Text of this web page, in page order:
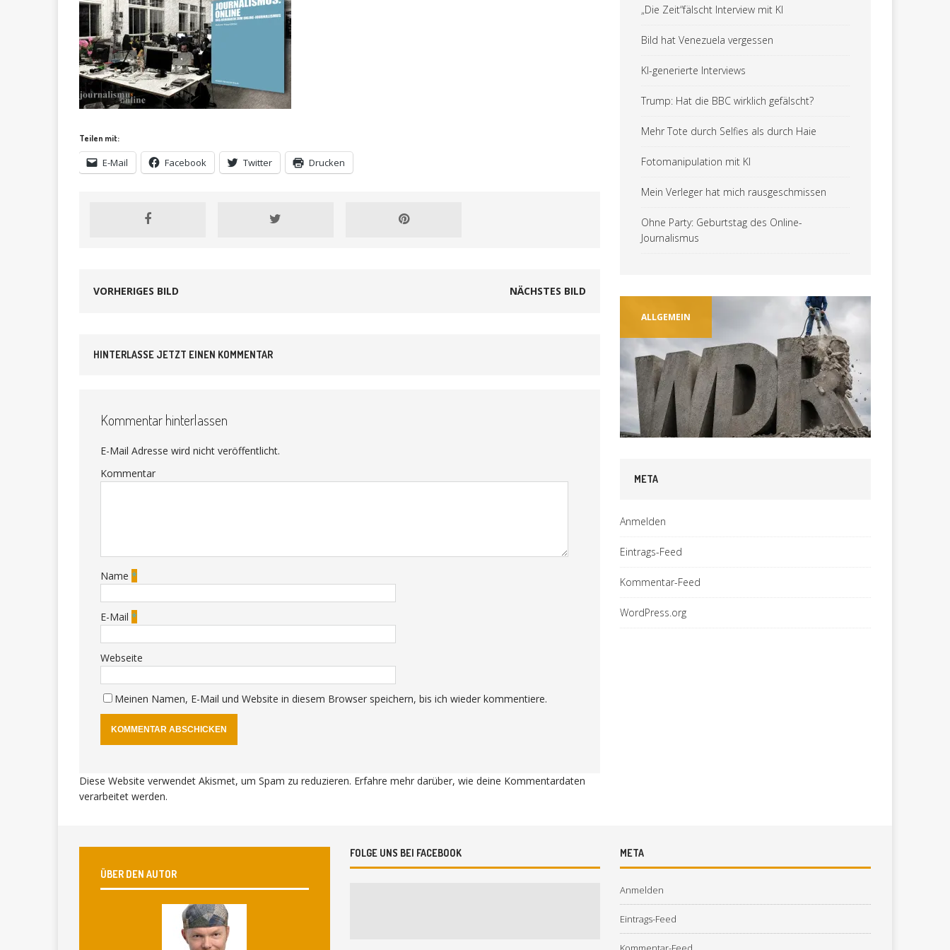
Teilen mit:
E-Mail Facebook Twitter Drucken
VORHERIGES BILD NÄCHSTES BILD
HINTERLASSE JETZT EINEN KOMMENTAR
Kommentar hinterlassen
E-Mail Adresse wird nicht veröffentlicht.
Kommentar
Name *
E-Mail *
Webseite
Meinen Namen, E-Mail und Website in diesem Browser speichern, bis ich wieder kommentiere.
Diese Website verwendet Akismet, um Spam zu reduzieren. Erfahre mehr darüber, wie deine Kommentardaten
verarbeitet werden.
„Die Zeit“fälscht Interview mit KI
Bild hat Venezuela vergessen
KI-generierte Interviews
Trump: Hat die BBC wirklich gefälscht?
Mehr Tote durch Selfies als durch Haie
Fotomanipulation mit KI
Mein Verleger hat mich rausgeschmissen
Ohne Party: Geburtstag des Online-
Journalismus
ALLGEMEIN
META
Anmelden
Eintrags-Feed
Kommentar-Feed
WordPress.org
ÜBER DEN AUTOR
FOLGE UNS BEI FACEBOOK META
Anmelden
Eintrags-Feed